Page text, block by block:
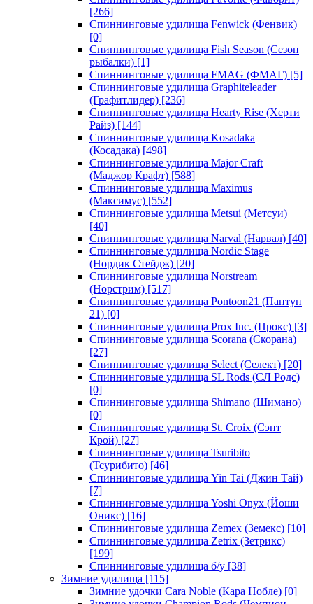
[266]
Спиннинговые удилища Fenwick (Фенвик)
[0]
Спиннинговые удилища Fish Season (Сезон
рыбалки) [1]
Спиннинговые удилища FMAG (ФМАГ) [5]
Спиннинговые удилища Graphiteleader
(Графитлидер) [236]
Спиннинговые удилища Hearty Rise (Херти
Райз) [144]
Спиннинговые удилища Kosadaka
(Косадака) [498]
Спиннинговые удилища Major Craft
(Маджор Крафт) [588]
Спиннинговые удилища Maximus
(Максимус) [552]
Спиннинговые удилища Metsui (Метсуи)
[40]
Спиннинговые удилища Narval (Нарвал) [40]
Спиннинговые удилища Nordic Stage
(Нордик Стейдж) [20]
Спиннинговые удилища Norstream
(Норстрим) [517]
Спиннинговые удилища Pontoon21 (Пантун
21) [0]
Спиннинговые удилища Prox Inc. (Прокс) [3]
Спиннинговые удилища Scorana (Скорана)
[27]
Спиннинговые удилища Select (Селект) [20]
Спиннинговые удилища SL Rods (СЛ Родс)
[0]
Спиннинговые удилища Shimano (Шимано)
[0]
Спиннинговые удилища St. Croix (Сэнт
Крой) [27]
Спиннинговые удилища Tsuribito
(Тсурибито) [46]
Спиннинговые удилища Yin Tai (Джин Тай)
[7]
Спиннинговые удилища Yoshi Onyx (Йоши
Оникс) [16]
Спиннинговые удилища Zemex (Земекс) [10]
Спиннинговые удилища Zetrix (Зетрикс)
[199]
Спиннинговые удилища б/у [38]
Зимние удилища [115]
Зимние удочки Cara Noble (Кара Нобле) [0]